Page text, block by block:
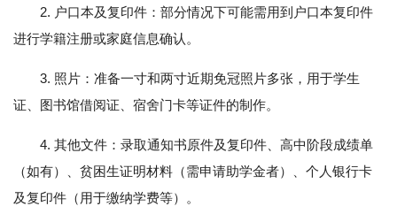
2. 户口本及复印件：部分情况下可能需用到户口本复印件
进行学籍注册或家庭信息确认。
3. 照片：准备一寸和两寸近期免冠照片多张，用于学生
证、图书馆借阅证、宿舍门卡等证件的制作。
4. 其他文件：录取通知书原件及复印件、高中阶段成绩单
（如有）、贫困生证明材料（需申请助学金者）、个人银行卡
及复印件（用于缴纳学费等）。